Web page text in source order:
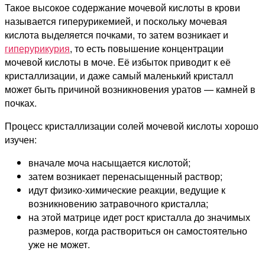
Такое высокое содержание мочевой кислоты в крови
называется гиперурикемией, и поскольку мочевая
кислота выделяется почками, то затем возникает и
гиперурикурия, то есть повышение концентрации
мочевой кислоты в моче. Её избыток приводит к её
кристаллизации, и даже самый маленький кристалл
может быть причиной возникновения уратов — камней в
почках.
Процесс кристаллизации солей мочевой кислоты хорошо
изучен:
вначале моча насыщается кислотой;
затем возникает перенасыщенный раствор;
идут физико-химические реакции, ведущие к
возникновению затравочного кристалла;
на этой матрице идет рост кристалла до значимых
размеров, когда раствориться он самостоятельно
уже не может.